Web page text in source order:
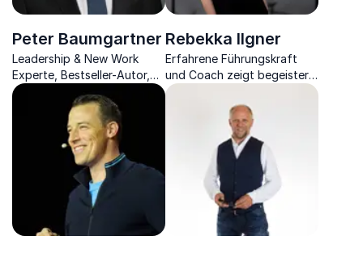
Peter Baumgartner
Leadership & New Work
Experte, Bestseller-Autor,
Wirtschaftsingenieur und
Dipl.-Pädagoge.
Rebekka Ilgner
Erfahrene Führungskraft
und Coach zeigt begeistert,
wie erfolgreiche Führung mit
Herz, Verstand und Freude